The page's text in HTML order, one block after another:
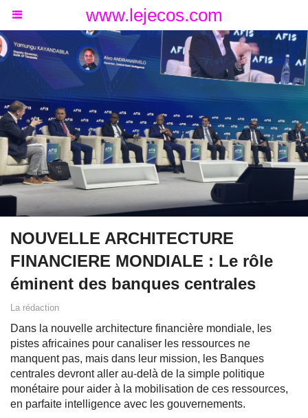
www.lejecos.com
NOUVELLE ARCHITECTURE
FINANCIERE MONDIALE : Le rôle
éminent des banques centrales
La rédaction
Dans la nouvelle architecture financière mondiale, les
pistes africaines pour canaliser les ressources ne
manquent pas, mais dans leur mission, les Banques
centrales devront aller au-delà de la simple politique
monétaire pour aider à la mobilisation de ces ressources,
en parfaite intelligence avec les gouvernements.